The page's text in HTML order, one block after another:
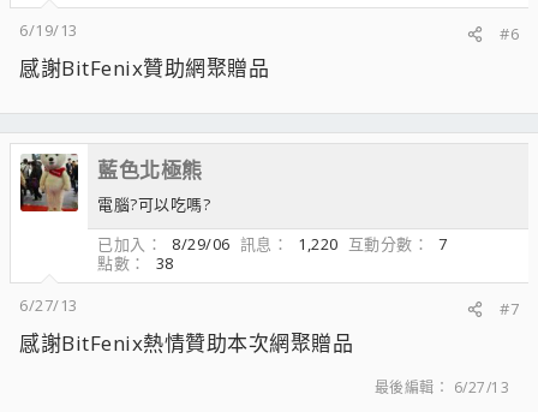
6/19/13
#6
感謝BitFenix贊助網聚贈品
藍色北極熊
電腦?可以吃嗎?
已加入
8/29/06 訊息 1,220 互動分數
7
點數
38
6/27/13
#7
感謝BitFenix熱情贊助本次網聚贈品
最後編輯： 6/27/13